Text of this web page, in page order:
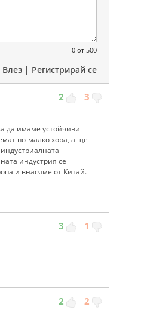
0 от 500
Влез | Регистрирай се
2 3
да имаме устойчиви
по-малко хора, а ще
индустрия се
и внасяме от Китай.
3 1
2 2